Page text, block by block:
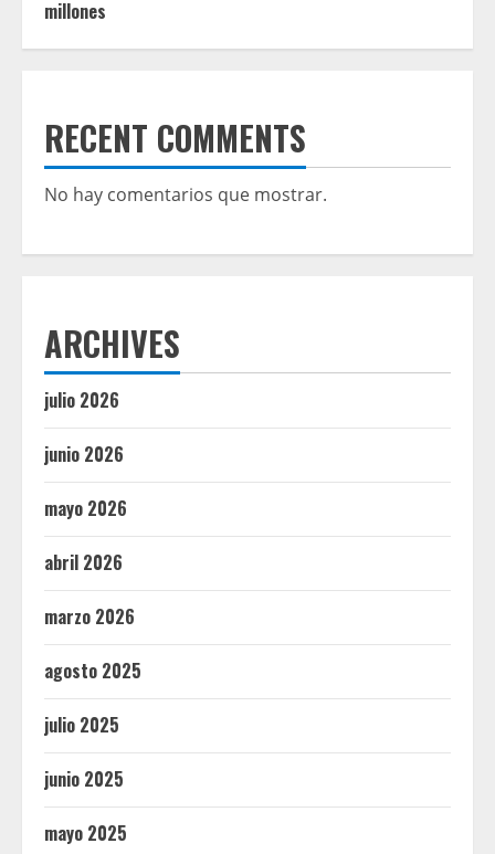
millones
RECENT COMMENTS
No hay comentarios que mostrar.
ARCHIVES
julio 2026
junio 2026
mayo 2026
abril 2026
marzo 2026
agosto 2025
julio 2025
junio 2025
mayo 2025